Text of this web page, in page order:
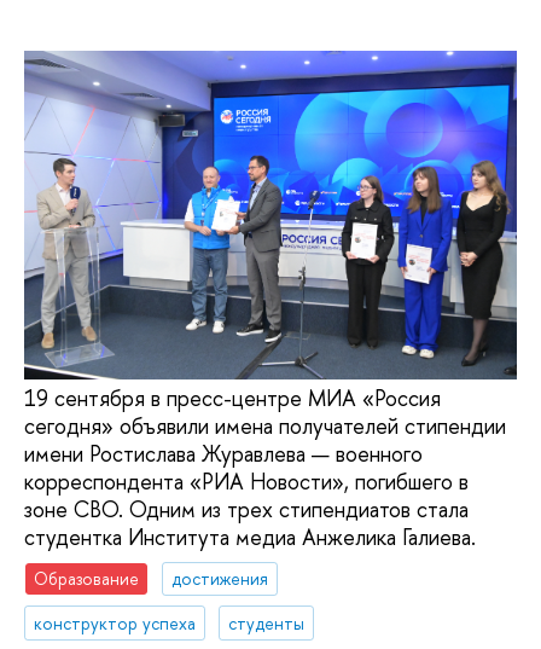
19 сентября в пресс-центре МИА «Россия
сегодня» объявили имена получателей стипендии
имени Ростислава Журавлева — военного
корреспондента «РИА Новости», погибшего в
зоне СВО. Одним из трех стипендиатов стала
студентка Института медиа Анжелика Галиева.
Образование
достижения
конструктор успеха
студенты